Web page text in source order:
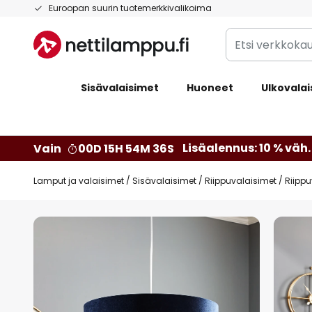
Euroopan suurin tuotemerkkivalikoima
Skip
Content
Etsi
verkkokaupan
Sisävalaisimet Huoneet
Vain 00D 15H 54M 36S Lisäalennus: 10 %
Lamput ja valaisimet Sisävalaisimet Riippuvalaisimet
Skip